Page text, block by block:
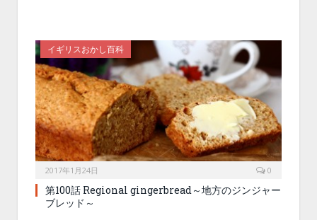
イギリスおかし百科
2017年1月24日 0
第100話 Regional gingerbread～地方のジンジャー
ブレッド～